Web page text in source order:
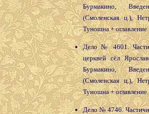
Бурмакино,
(Смоленская ц.),
Туношна + оглавление.
Дело № 4601.
церквей сёл
Бурмакино,
(Смоленская ц.),
Туношна + оглавление.
Дело № 4746.